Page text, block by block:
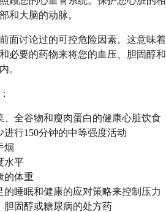
和大脑的动脉。
面讨论过的可控危险因素。这意味着
必要的药物来将您的血压、胆固醇和
。
、全谷物和瘦肉蛋白的健康心脏饮食
进行150分钟的中等强度活动
烟
水平
的体重
的睡眠和健康的应对策略来控制压力
胆固醇或糖尿病的处方药